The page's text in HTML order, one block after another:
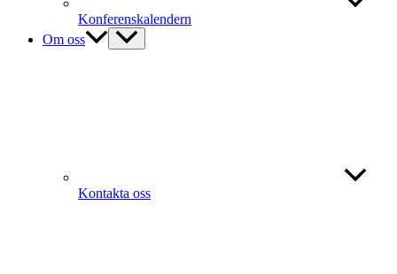
Konferenskalendern
Om oss
Kontakta oss